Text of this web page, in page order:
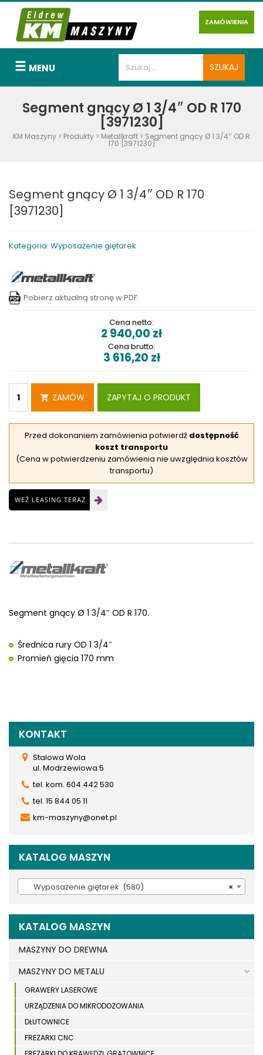
ZAMÓWIENIA
MENU
Segment gnący Ø 1 3/4″ OD R 170
[3971230]
KM Maszyny > Produkty > Metallkraft > Segment gnący Ø 1 3/4″ OD R
170 [3971230]
Segment gnący Ø 1 3/4″ OD R 170
[3971230]
Kategoria: Wyposażenie giętarek
Pobierz aktualną stronę w PDF
Cena netto:
2 940,00 zł
Cena brutto:
3 616,20 zł
ZAMÓW ZAPYTAJ O PRODUKT
Przed dokonaniem zamówienia potwierdź dostępność
koszt transportu
(Cena w potwierdzeniu zamówienia nie uwzględnia kosztów
transportu)
WEŹ LEASING TERAZ
Segment gnący Ø 1 3/4″ OD R 170.
Średnica rury OD 1 3/4″
Promień gięcia 170 mm
KONTAKT
Stalowa Wola
ul. Modrzewiowa 5
tel. kom. 604 442 530
tel. 15 844 05 11
km-maszyny@onet.pl
KATALOG MASZYN
×
Wyposażenie giętarek (580)
KATALOG MASZYN
MASZYNY DO DREWNA
MASZYNY DO METALU
GRAWERY LASEROWE
URZĄDZENIA DO MIKRODOZOWANIA
DŁUTOWNICE
FREZARKI CNC